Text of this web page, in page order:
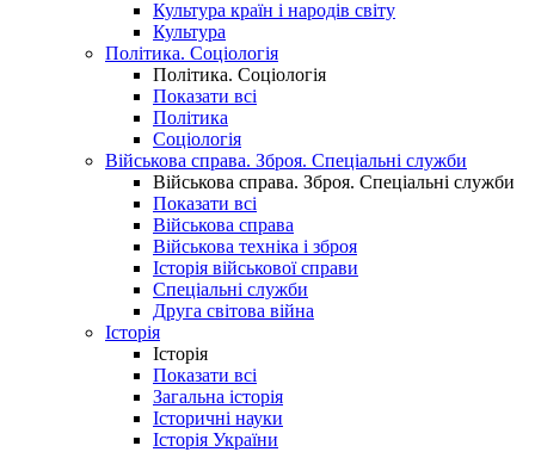
Культура країн і народів світу
Культура
Політика. Соціологія
Політика. Соціологія
Показати всі
Політика
Соціологія
Військова справа. Зброя. Спеціальні служби
Військова справа. Зброя. Спеціальні служби
Показати всі
Військова справа
Військова техніка і зброя
Історія військової справи
Спеціальні служби
Друга світова війна
Історія
Історія
Показати всі
Загальна історія
Історичні науки
Історія України